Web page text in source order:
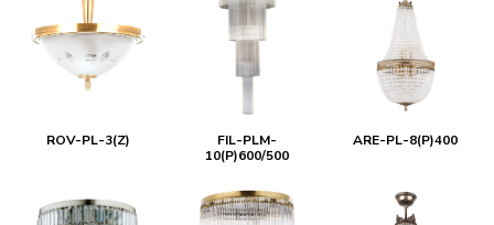
ROV-PL-3(Z)
FIL-PLM-
10(P)600/500
ARE-PL-8(P)400